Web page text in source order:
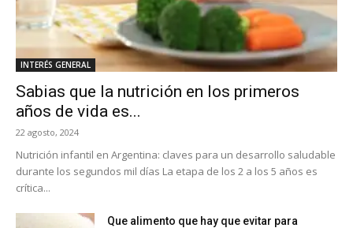
INTERÉS GENERAL
Sabias que la nutrición en los primeros
años de vida es...
22 agosto, 2024
Nutrición infantil en Argentina: claves para un desarrollo saludable
durante los segundos mil días La etapa de los 2 a los 5 años es
crítica...
Que alimento que hay que evitar para